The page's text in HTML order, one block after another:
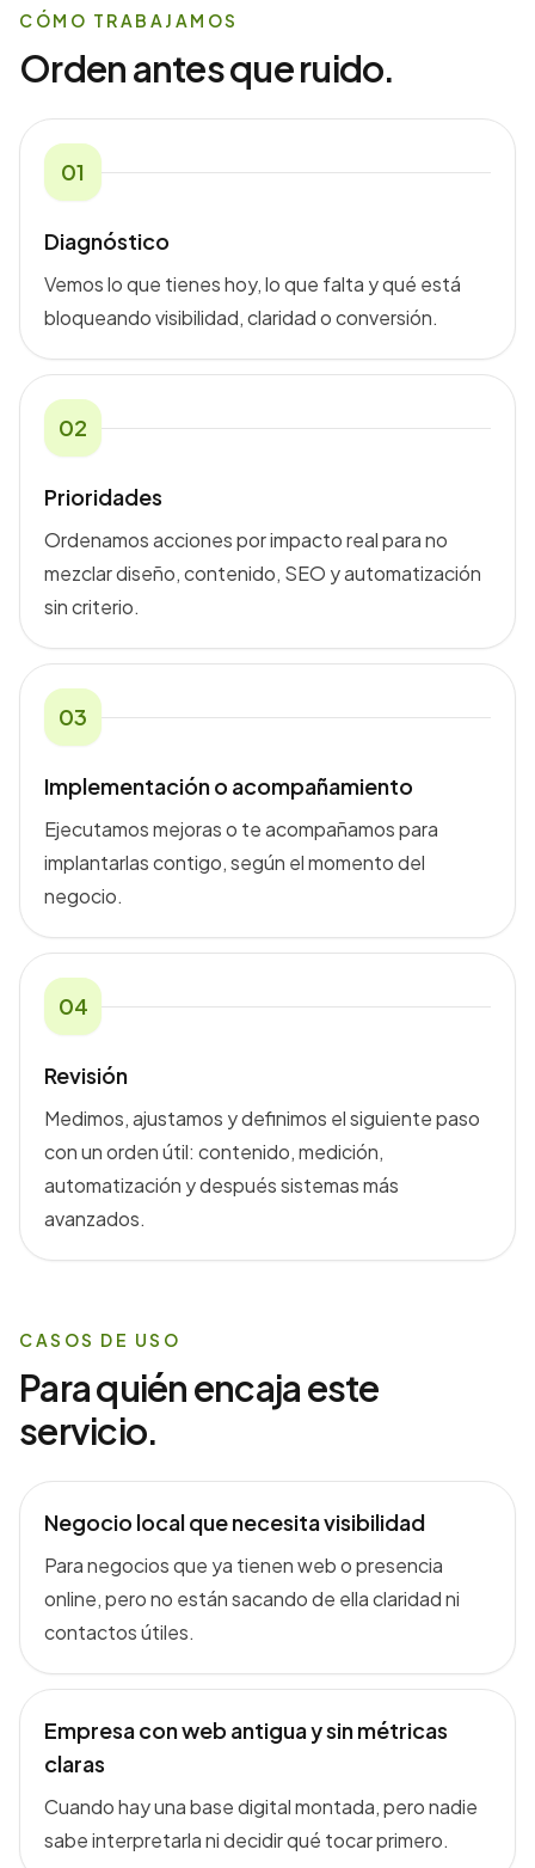
CÓMO TRABAJAMOS
Orden antes que ruido.
01
Diagnóstico
Vemos lo que tienes hoy, lo que falta y qué está
bloqueando visibilidad, claridad o conversión.
02
Prioridades
Ordenamos acciones por impacto real para no
mezclar diseño, contenido, SEO y automatización
sin criterio.
03
Implementación o acompañamiento
Ejecutamos mejoras o te acompañamos para
implantarlas contigo, según el momento del
negocio.
04
Revisión
Medimos, ajustamos y definimos el siguiente paso
con un orden útil: contenido, medición,
automatización y después sistemas más
avanzados.
CASOS DE USO
Para quién encaja este
servicio.
Negocio local que necesita visibilidad
Para negocios que ya tienen web o presencia
online, pero no están sacando de ella claridad ni
contactos útiles.
Empresa con web antigua y sin métricas
claras
Cuando hay una base digital montada, pero nadie
sabe interpretarla ni decidir qué tocar primero.